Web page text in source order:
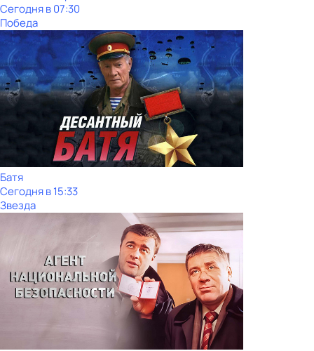
Сегодня в 07:30
Победа
Батя
Сегодня в 15:33
Звезда